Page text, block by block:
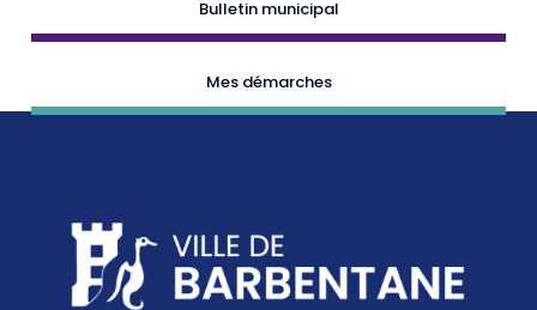
Bulletin municipal
Mes démarches